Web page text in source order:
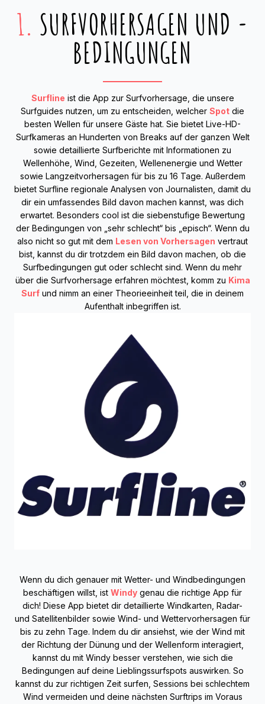
1. SURFVORHERSAGEN UND -
BEDINGUNGEN
Surfline ist die App zur Surfvorhersage, die unsere
Surfguides nutzen, um zu entscheiden, welcher Spot die
besten Wellen für unsere Gäste hat. Sie bietet Live-HD-
Surfkameras an Hunderten von Breaks auf der ganzen Welt
sowie detaillierte Surfberichte mit Informationen zu
Wellenhöhe, Wind, Gezeiten, Wellenenergie und Wetter
sowie Langzeitvorhersagen für bis zu 16 Tage. Außerdem
bietet Surfline regionale Analysen von Journalisten, damit du
dir ein umfassendes Bild davon machen kannst, was dich
erwartet. Besonders cool ist die siebenstufige Bewertung
der Bedingungen von „sehr schlecht“ bis „episch“. Wenn du
also nicht so gut mit dem Lesen von Vorhersagen vertraut
bist, kannst du dir trotzdem ein Bild davon machen, ob die
Surfbedingungen gut oder schlecht sind. Wenn du mehr
über die Surfvorhersage erfahren möchtest, komm zu Kima
Surf und nimm an einer Theorieeinheit teil, die in deinem
Aufenthalt inbegriffen ist.
Wenn du dich genauer mit Wetter- und Windbedingungen
beschäftigen willst, ist Windy genau die richtige App für
dich! Diese App bietet dir detaillierte Windkarten, Radar-
und Satellitenbilder sowie Wind- und Wettervorhersagen für
bis zu zehn Tage. Indem du dir ansiehst, wie der Wind mit
der Richtung der Dünung und der Wellenform interagiert,
kannst du mit Windy besser verstehen, wie sich die
Bedingungen auf deine Lieblingssurfspots auswirken. So
kannst du zur richtigen Zeit surfen, Sessions bei schlechtem
Wind vermeiden und deine nächsten Surftrips im Voraus